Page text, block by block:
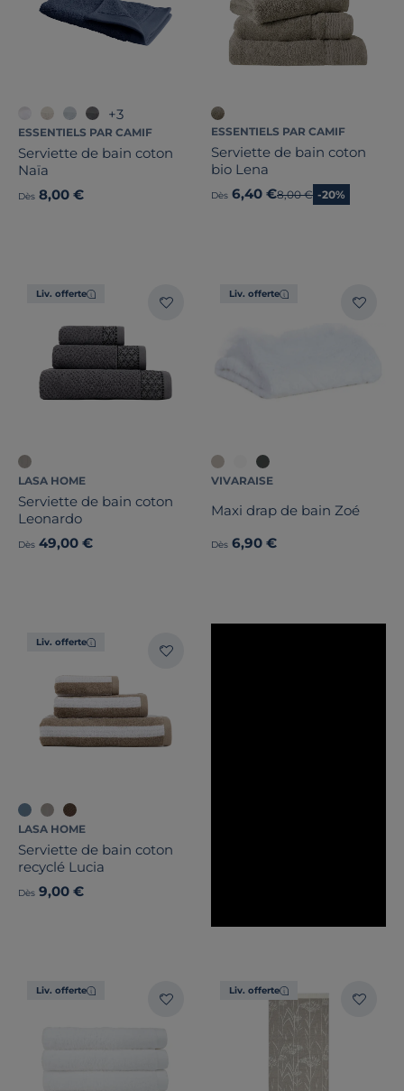
+3
ESSENTIELS PAR CAMIF
Serviette de bain coton
Naïa
Dès 8,00 €
ESSENTIELS PAR CAMIF
Serviette de bain coton
bio Lena
Dès 6,40 €Ancien prix
8,00 € -20%
Liv. offerte
LASA HOME
Serviette de bain coton
Leonardo
Dès 49,00 €
Liv. offerte
VIVARAISE
Maxi drap de bain Zoé
Dès 6,90 €
Liv. offerte
LASA HOME
Serviette de bain coton
recyclé Lucia
Dès 9,00 €
Liv. offerte Liv. offerte
Marque
Pays de fabrication